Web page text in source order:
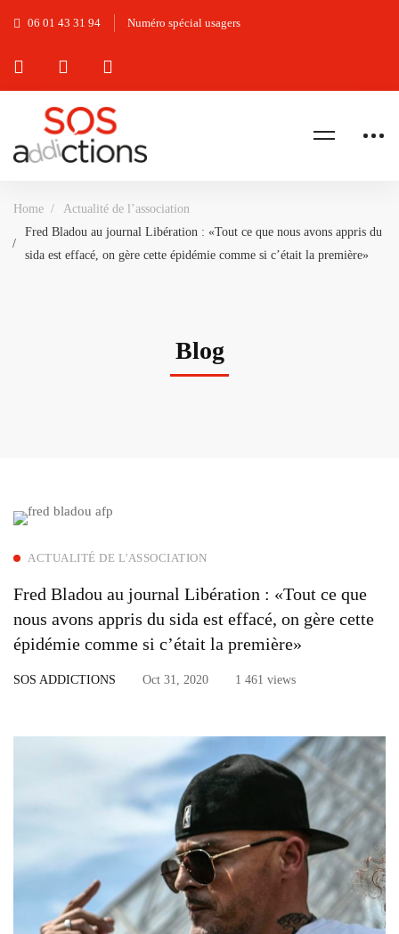
06 01 43 31 94 Numéro spécial usagers
Home
Actualité de l’association
Fred Bladou au journal Libération : «Tout ce que nous avons appris du
sida est effacé, on gère cette épidémie comme si c’était la première»
Blog
ACTUALITÉ DE L'ASSOCIATION
Fred Bladou au journal Libération : «Tout ce que
nous avons appris du sida est effacé, on gère cette
épidémie comme si c’était la première»
SOS ADDICTIONS Oct 31, 2020 1 461 views